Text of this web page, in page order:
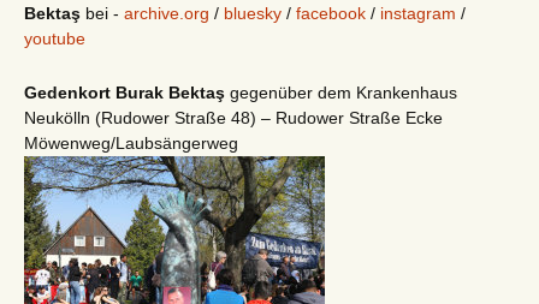
Bektaş bei - archive.org / bluesky / facebook / instagram /
youtube
Gedenkort Burak Bektaş gegenüber dem Krankenhaus
Neukölln (Rudower Straße 48) – Rudower Straße Ecke
Möwenweg/Laubsängerweg